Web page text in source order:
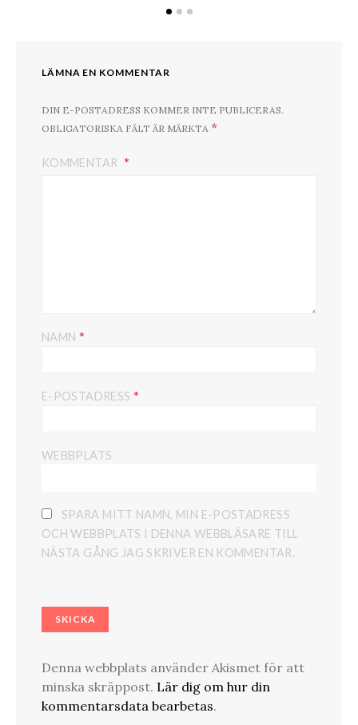
LÄMNA EN KOMMENTAR
DIN E-POSTADRESS KOMMER INTE PUBLICERAS.
OBLIGATORISKA FÄLT ÄR MÄRKTA *
KOMMENTAR
NAMN *
E-POSTADRESS *
WEBBPLATS
SPARA MITT NAMN, MIN E-POSTADRESS
OCH WEBBPLATS I DENNA WEBBLÄSARE TILL
NÄSTA GÅNG JAG SKRIVER EN KOMMENTAR.
Denna webbplats använder Akismet för att
minska skräppost. Lär dig om hur din
kommentarsdata bearbetas.